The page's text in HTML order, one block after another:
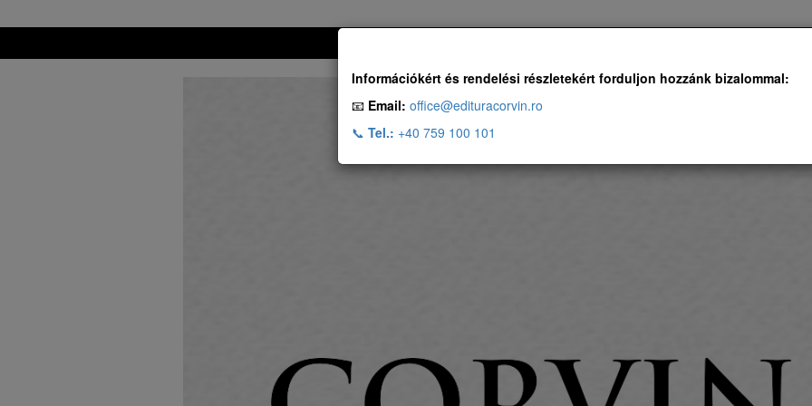
Információkért és rendelési részletekért forduljon hozzánk bizalommal:
📧 Email: office@edituracorvin.ro
📞 Tel.: +40 759 100 101